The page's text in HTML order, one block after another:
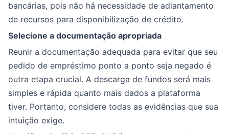
bancárias, pois não há necessidade de adiantamento
de recursos para disponibilização de crédito.
Selecione a documentação apropriada
Reunir a documentação adequada para evitar que seu
pedido de empréstimo ponto a ponto seja negado é
outra etapa crucial. A descarga de fundos será mais
simples e rápida quanto mais dados a plataforma
tiver. Portanto, considere todas as evidências que sua
intuição exige.